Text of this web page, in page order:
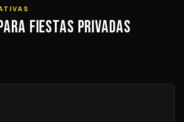
Fiestas Privadas